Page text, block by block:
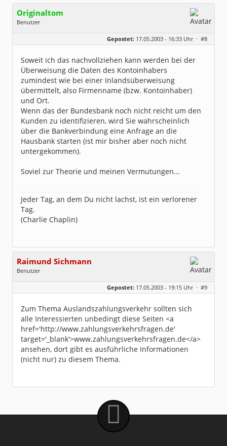
Originaltom
Benutzer
Beiträge:
217
Gepostet: 17.05.2003 - 16:33 Uhr · #8
Soweit ich das nachvollziehen kann werden bei der
Überweisung die Daten des Kontoinhabers
zumindest wie bei einer Inlandsüberweisung
übermittelt, also Firmenname (bzw. Kontoinhaber)
und Ort.
Wenn das der Bundesbank noch nicht reicht um den
Kunden zu identifizieren, wird Sie wahrscheinlich
über die Bankverbindung eine Anfrage an die
Hausbank starten (ist mir bisher aber noch nicht
untergekommen).
Soviel zur Theorie und meinen Vermutungen...
Jeder Tag, an dem Du nicht lachst, ist ein verlorener
Tag.
(Charlie Chaplin)
Raimund Sichmann
Benutzer
Geschlecht:
keine Angabe
Dabei seit:
08 / 2002
Gepostet: 17.05.2003 - 19:15 Uhr · #9
Zum Thema Auslandszahlungsverkehr sollten sich
alle Interessierten unbedingt diese Seiten <a
href='http://www.zahlungsverkehrsfragen.de'
target='_blank'>www.zahlungsverkehrsfragen.de</a>
ansehen, dort gibt es ausführliche Informationen
(nicht nur) zu diesem Thema.